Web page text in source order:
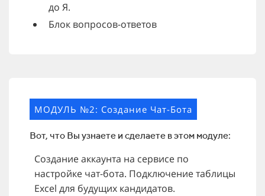
до Я.
Блок вопросов-ответов
МОДУЛЬ №2: Создание Чат-Бота
Вот, что Вы узнаете и сделаете в этом модуле:
Создание аккаунта на сервисе по
настройке чат-бота. Подключение таблицы
Excel для будущих кандидатов.